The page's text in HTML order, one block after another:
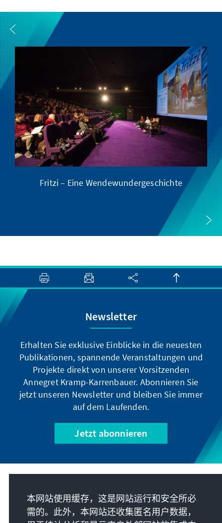
Fritzi – Eine Wendewundergeschichte
Newsletter
Erhalten Sie exklusive Einblicke in die neuesten
Publikationen, spannende Veranstaltungen und
Projekte direkt von unserer Vorsitzenden
Annegret Kramp-Karrenbauer. Abonnieren Sie
jetzt unseren Newsletter und bleiben Sie immer
auf dem Laufenden.
Jetzt abonnieren
联系
本网站使用缓存，这是网站运行和安全所必
需的。此外，本网站还收集匿名用户数据，